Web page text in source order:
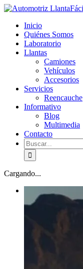
Skip
content
facebook
youtube
Inicio
Quiénes Somos
Laboratorio
Llantas
Camiones
Vehículos
Accesorios
Servicios
Reencauche
Informativo
Blog
Multimedia
Contacto
Buscar:
Cargando...